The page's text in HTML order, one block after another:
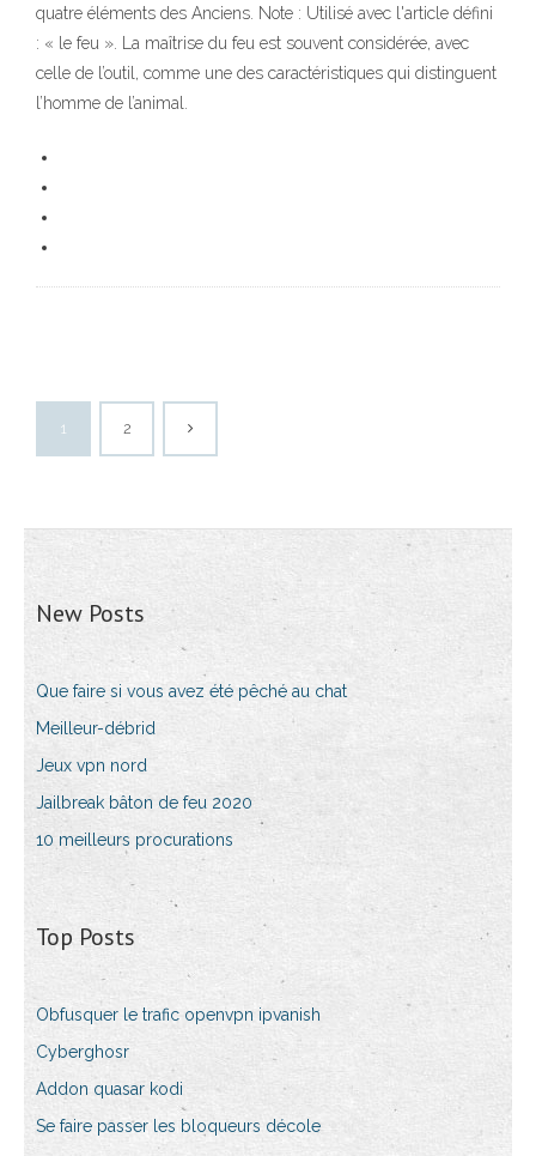
quatre éléments des Anciens. Note : Utilisé avec l'article défini
: « le feu ». La maîtrise du feu est souvent considérée, avec
celle de l’outil, comme une des caractéristiques qui distinguent
l’homme de l’animal.
1 2
New Posts
Que faire si vous avez été pêché au chat
Meilleur-débrid
Jeux vpn nord
Jailbreak bâton de feu 2020
10 meilleurs procurations
Top Posts
Obfusquer le trafic openvpn ipvanish
Cyberghosr
Addon quasar kodi
Se faire passer les bloqueurs décole